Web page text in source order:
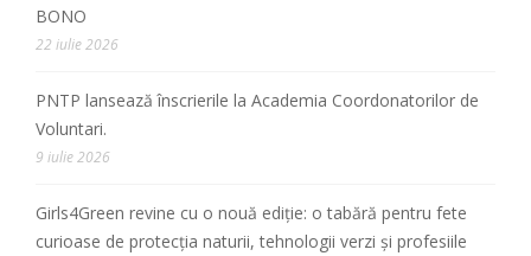
BONO
22 iulie 2026
PNTP lansează înscrierile la Academia Coordonatorilor de
Voluntari.
9 iulie 2026
Girls4Green revine cu o nouă ediție: o tabără pentru fete
curioase de protecția naturii, tehnologii verzi și profesiile